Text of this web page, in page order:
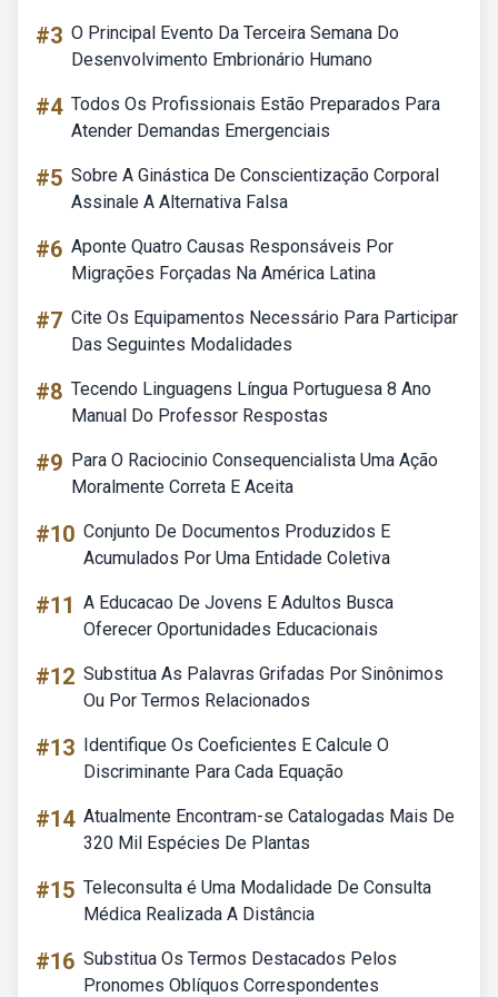
#3 O Principal Evento Da Terceira Semana Do
Desenvolvimento Embrionário Humano
#4 Todos Os Profissionais Estão Preparados Para
Atender Demandas Emergenciais
#5 Sobre A Ginástica De Conscientização Corporal
Assinale A Alternativa Falsa
#6 Aponte Quatro Causas Responsáveis Por
Migrações Forçadas Na América Latina
#7 Cite Os Equipamentos Necessário Para Participar
Das Seguintes Modalidades
#8 Tecendo Linguagens Língua Portuguesa 8 Ano
Manual Do Professor Respostas
#9 Para O Raciocinio Consequencialista Uma Ação
Moralmente Correta E Aceita
#10 Conjunto De Documentos Produzidos E
Acumulados Por Uma Entidade Coletiva
#11 A Educacao De Jovens E Adultos Busca
Oferecer Oportunidades Educacionais
#12 Substitua As Palavras Grifadas Por Sinônimos
Ou Por Termos Relacionados
#13 Identifique Os Coeficientes E Calcule O
Discriminante Para Cada Equação
#14 Atualmente Encontram-se Catalogadas Mais De
320 Mil Espécies De Plantas
#15 Teleconsulta é Uma Modalidade De Consulta
Médica Realizada A Distância
#16 Substitua Os Termos Destacados Pelos
Pronomes Oblíquos Correspondentes